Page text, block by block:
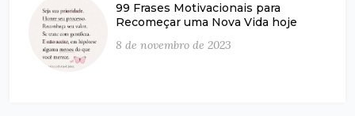
99 Frases Motivacionais para
Recomeçar uma Nova Vida hoje
8 de novembro de 2023